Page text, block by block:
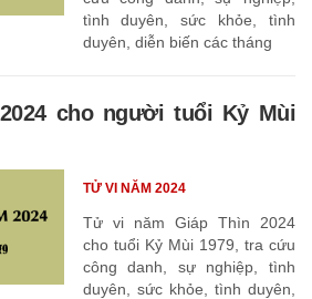
tình duyên, sức khỏe, tình
duyên, diễn biến các tháng
cho người tuổi Kỷ Mùi
Tử vi năm Giáp Thìn 2024
cho tuổi Kỷ Mùi 1979, tra cứu
công danh, sự nghiệp, tình
duyên, sức khỏe, tình duyên,
TỬ VI NĂM 2024